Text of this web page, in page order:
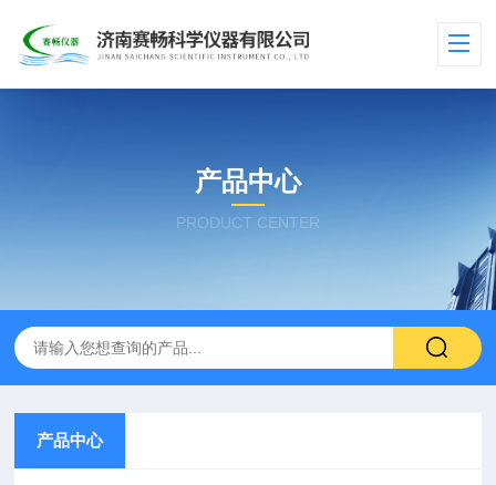
产品中心
PRODUCT CENTER
产品中心